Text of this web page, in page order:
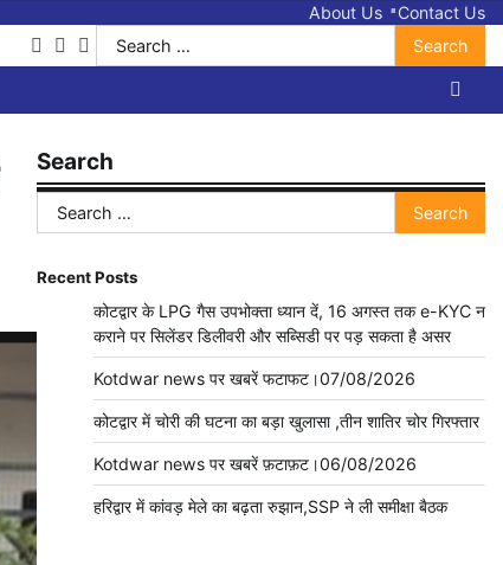
About Us Contact Us
facebook
twitter
youtube
Search
for:
Search
Search
for:
Recent Posts
कोटद्वार के LPG गैस उपभोक्ता ध्यान दें, 16 अगस्त तक e-KYC न
कराने पर सिलेंडर डिलीवरी और सब्सिडी पर पड़ सकता है असर
Kotdwar news पर खबरें फटाफट।07/08/2026
कोटद्वार में चोरी की घटना का बड़ा खुलासा ,तीन शातिर चोर गिरफ्तार
Kotdwar news पर खबरें फ़टाफ़ट।06/08/2026
हरिद्वार में कांवड़ मेले का बढ़ता रुझान,SSP ने ली समीक्षा बैठक